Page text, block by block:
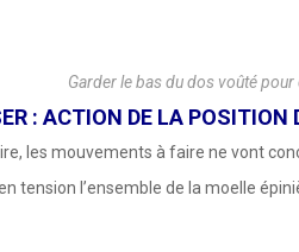
Garder le bas du dos voûté
: ACTION DE LA POSITION
les mouvements à faire ne vont
tension l’ensemble de la moelle